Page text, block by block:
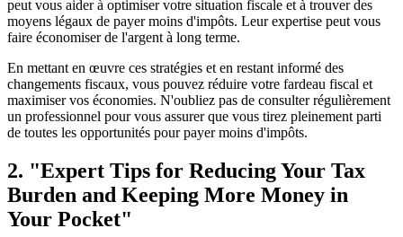
peut vous aider à optimiser votre situation fiscale et à trouver des
moyens légaux de payer moins d'impôts. Leur expertise peut vous
faire économiser de l'argent à long terme.
En mettant en œuvre ces stratégies et en restant informé des
changements fiscaux, vous pouvez réduire votre fardeau fiscal et
maximiser vos économies. N'oubliez pas de consulter régulièrement
un professionnel pour vous assurer que vous tirez pleinement parti
de toutes les opportunités pour payer moins d'impôts.
2. "Expert Tips for Reducing Your Tax
Burden and Keeping More Money in
Your Pocket"